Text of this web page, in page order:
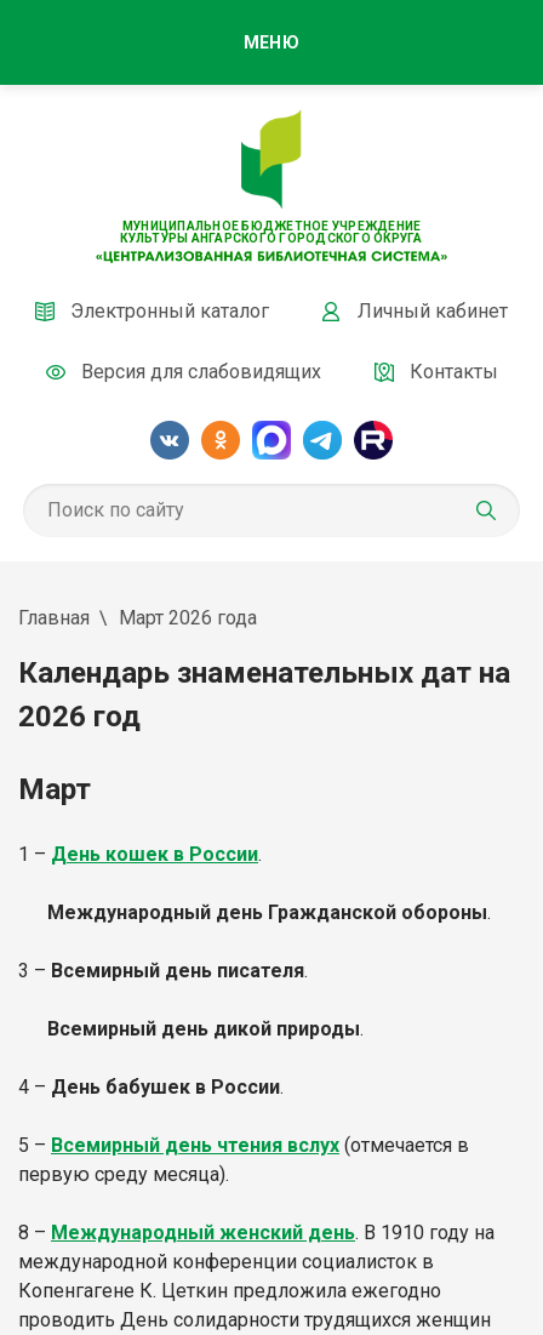
МУНИЦИПАЛЬНОЕ БЮДЖЕТНОЕ УЧРЕЖДЕНИЕ
КУЛЬТУРЫ АНГАРСКОГО ГОРОДСКОГО ОКРУГА
Электронный каталог Личный кабинет
Версия для слабовидящих Контакты
МЕНЮ
Главная Март 2026 года
Календарь знаменательных дат на
2026 год
Март
1 – День кошек в России.
Международный день Гражданской обороны.
3 – Всемирный день писателя.
Всемирный день дикой природы.
4 – День бабушек в России.
5 – Всемирный день чтения вслух (отмечается в
первую среду месяца).
8 – Международный женский день. В 1910 году на
международной конференции социалисток в
Копенгагене К. Цеткин предложила ежегодно
проводить День солидарности трудящихся женщин